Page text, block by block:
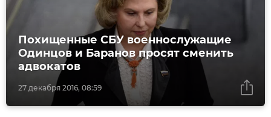
27 декабря 2016, 08:59
Похищенные СБУ военнослужащие
Одинцов и Баранов просят сменить
адвокатов